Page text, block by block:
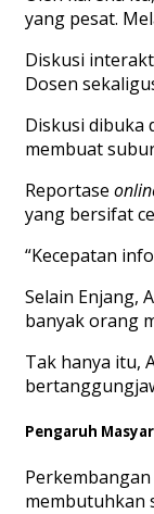
yang pesat.
Diskusi
Dosen
Diskusi dibuka
membuat
Reportase
yang bersifat
“Kecepatan
Selain Enjang,
banyak orang
Tak hanya itu,
Pengaruh
membutuhkan